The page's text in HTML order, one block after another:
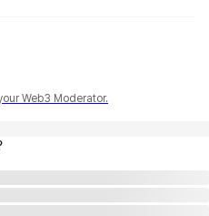
Web3 Moderator.